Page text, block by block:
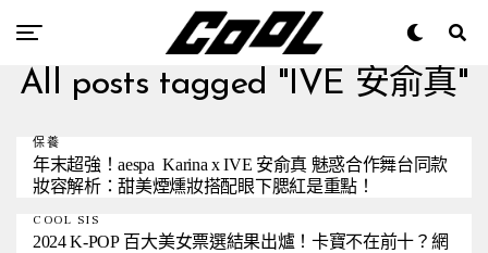
All posts tagged "IVE 安俞真"
保養
年末超強！aespa Karina x IVE 安俞真 魅惑合作舞台同款
妝容解析：甜美煙燻妝搭配眼下腮紅是重點！
COOL SIS
2024 K-POP 百大美女票選結果出爐！卡寶不在前十？網